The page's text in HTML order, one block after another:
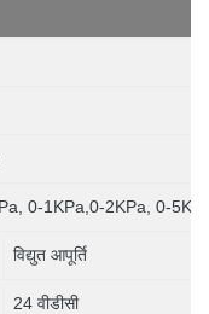
0-1KPa,0-2KPa, 0-
विद्युत आपूर्ति
24 वीडीसी